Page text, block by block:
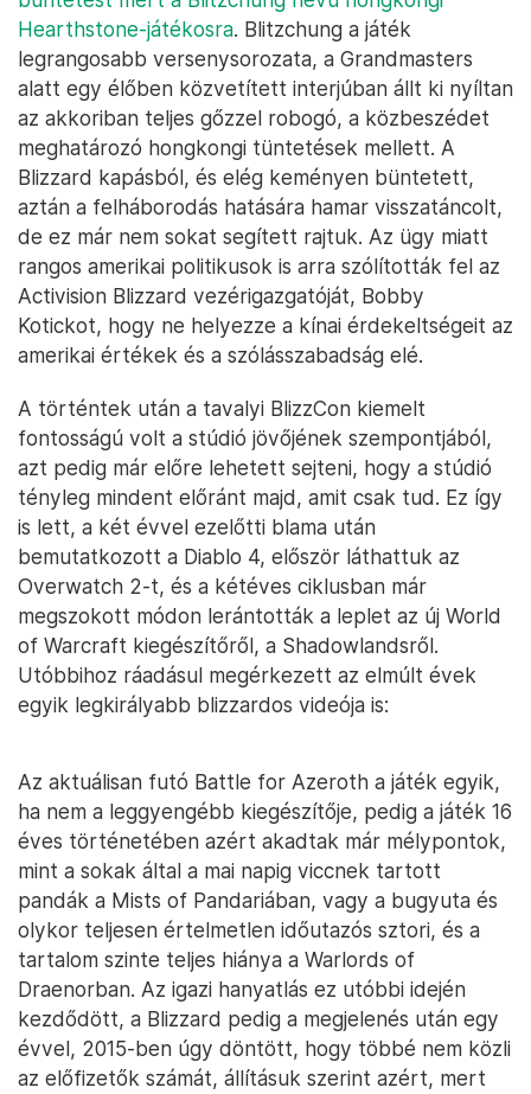
Hearthstone-játékosra. Blitzchung a játék
legrangosabb versenysorozata, a Grandmasters
alatt egy élőben közvetített interjúban állt ki nyíltan
az akkoriban teljes gőzzel robogó, a közbeszédet
meghatározó hongkongi tüntetések mellett. A
Blizzard kapásból, és elég keményen büntetett,
aztán a felháborodás hatására hamar visszatáncolt,
de ez már nem sokat segített rajtuk. Az ügy miatt
rangos amerikai politikusok is arra szólították fel az
Activision Blizzard vezérigazgatóját, Bobby
Kotickot, hogy ne helyezze a kínai érdekeltségeit az
amerikai értékek és a szólásszabadság elé.
A történtek után a tavalyi BlizzCon kiemelt
fontosságú volt a stúdió jövőjének szempontjából,
azt pedig már előre lehetett sejteni, hogy a stúdió
tényleg mindent előránt majd, amit csak tud. Ez így
is lett, a két évvel ezelőtti blama után
bemutatkozott a Diablo 4, először láthattuk az
Overwatch 2-t, és a kétéves ciklusban már
megszokott módon lerántották a leplet az új World
of Warcraft kiegészítőről, a Shadowlandsről.
Utóbbihoz ráadásul megérkezett az elmúlt évek
egyik legkirályabb blizzardos videója is:
Az aktuálisan futó Battle for Azeroth a játék egyik,
ha nem a leggyengébb kiegészítője, pedig a játék 16
éves történetében azért akadtak már mélypontok,
mint a sokak által a mai napig viccnek tartott
pandák a Mists of Pandariában, vagy a bugyuta és
olykor teljesen értelmetlen időutazós sztori, és a
tartalom szinte teljes hiánya a Warlords of
Draenorban. Az igazi hanyatlás ez utóbbi idején
kezdődött, a Blizzard pedig a megjelenés után egy
évvel, 2015-ben úgy döntött, hogy többé nem közli
az előfizetők számát, állításuk szerint azért, mert